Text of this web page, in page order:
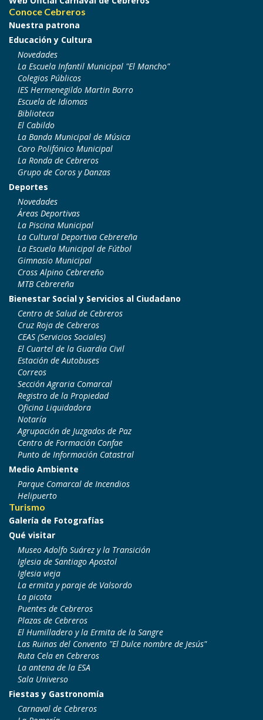
Conoce Cebreros
Nuestra patrona
Educación y Cultura
Novedades
La Escuela Infantil Municipal "El Mancho"
Colegios Públicos
IES Hermenegildo Martin Borro
Escuela de Idiomas
Biblioteca
El Cabildo
La Banda Municipal de Música
Coro Polifónico Municipal
La Ronda de Cebreros
Grupo de Coros y Danzas
Deportes
Novedades
Áreas Deportivas
La Piscina Municipal
La Cultural Deportiva Cebrereña
La Escuela Municipal de Fútbol
Gimnasio Municipal
Cross Alpino Cebrereño
MTB Cebrereña
Bienestar Social y Servicios al Ciudadano
Centro de Salud de Cebreros
Cruz Roja de Cebreros
CEAS (Servicios Sociales)
El Cuartel de la Guardia Civil
Estación de Autobuses
Correos
Sección Agraria Comarcal
Registro de la Propiedad
Oficina Liquidadora
Notaría
Agrupación de Juzgados de Paz
Centro de Formación Confae
Punto de Información Catastral
Medio Ambiente
Parque Comarcal de Incendios
Helipuerto
Turismo
Galería de Fotografías
Qué visitar
Museo Adolfo Suárez y la Transición
Iglesia de Santiago Apostol
Iglesia vieja
La ermita y paraje de Valsordo
La picota
Puentes de Cebreros
Plazas de Cebreros
El Humilladero y la Ermita de la Sangre
Las Ruinas del Convento "El Dulce nombre de Jesús"
Ruta Cela en Cebreros
La antena de la ESA
Sala Universo
Fiestas y Gastronomía
Carnaval de Cebreros